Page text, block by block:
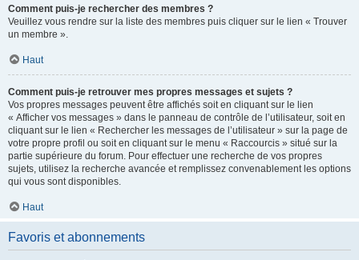
Comment puis-je rechercher des membres ?
Veuillez vous rendre sur la liste des membres puis cliquer sur le lien « Trouver
un membre ».
Haut
Comment puis-je retrouver mes propres messages et sujets ?
Vos propres messages peuvent être affichés soit en cliquant sur le lien
« Afficher vos messages » dans le panneau de contrôle de l’utilisateur, soit en
cliquant sur le lien « Rechercher les messages de l’utilisateur » sur la page de
votre propre profil ou soit en cliquant sur le menu « Raccourcis » situé sur la
partie supérieure du forum. Pour effectuer une recherche de vos propres
sujets, utilisez la recherche avancée et remplissez convenablement les options
qui vous sont disponibles.
Haut
Favoris et abonnements